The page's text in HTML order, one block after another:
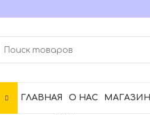
ГЛАВНАЯ О НАС МАГАЗИН